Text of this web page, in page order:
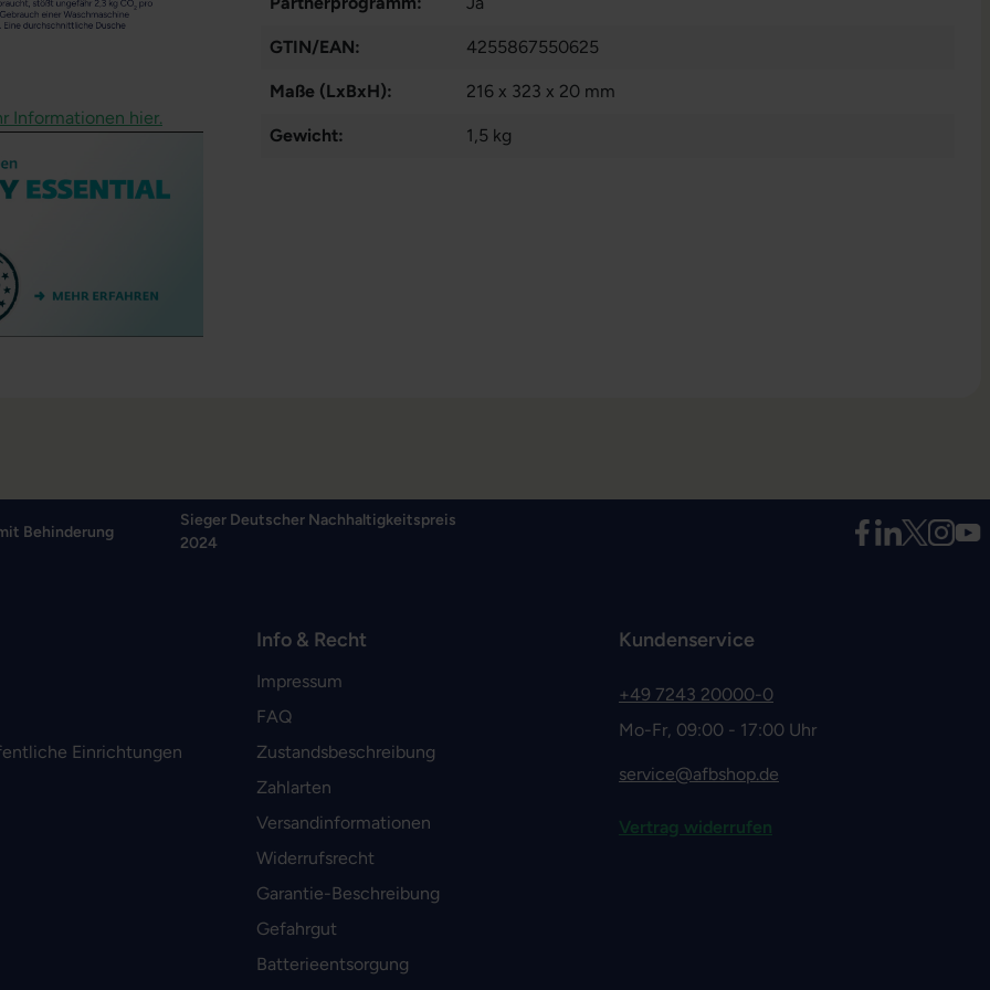
Informationen hier.
GTIN/EAN: 4255867550625
Maße (LxBxH): 216 x 323 x 20 mm
Gewicht: 1,5 kg
Behinderung
Sieger Deutscher Nachhaltigkeitspreis
2024
Einrichtungen
Info & Recht
Impressum
FAQ
Zustandsbeschreibung
Zahlarten
Versandinformationen
Widerrufsrecht
Garantie-Beschreibung
Gefahrgut
Batterieentsorgung
Kundenservice
+49 7243 20000-0
Mo-Fr, 09:00 - 17:00 Uhr
service@afbshop.de
Vertrag widerrufen